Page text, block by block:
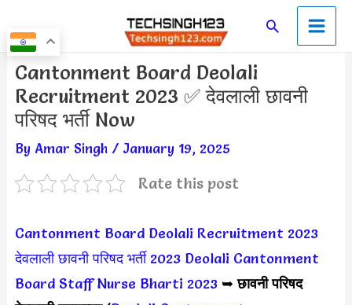
to
content
SearchMain
Menu
Cantonment Board Deolali
Recruitment 2023 ✅ देवलाली छावनी
परिषद भर्ती Now
By Amar Singh / January 19, 2025
Rate this post
Cantonment Board Deolali Recruitment 2023
देवलाली छावनी परिषद भर्ती 2023 Deolali Cantonment
Board Staff Nurse Bharti 2023➥छावनी परिषद
Post
navigation